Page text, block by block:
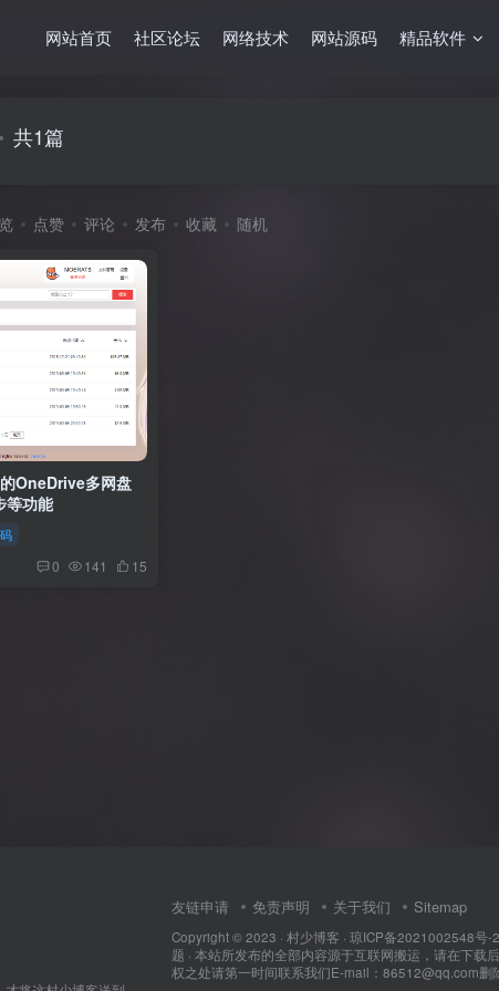
网站首页 社区论坛 网络技术 网站源码 精品软件
共1篇
点赞 评论 发布 收藏 随机
OneDrive多网盘
等功能
0 141 15
友链申请 免责声明 关于我们 Sitemap
Copyright © 2023 · 村少博客 · 琼ICP备2021002548号-2
题 · 本站所发布的全部内容源于互联网搬运，请在下载
权之处请第一时间联系我们E-mail：86512@qq.com删